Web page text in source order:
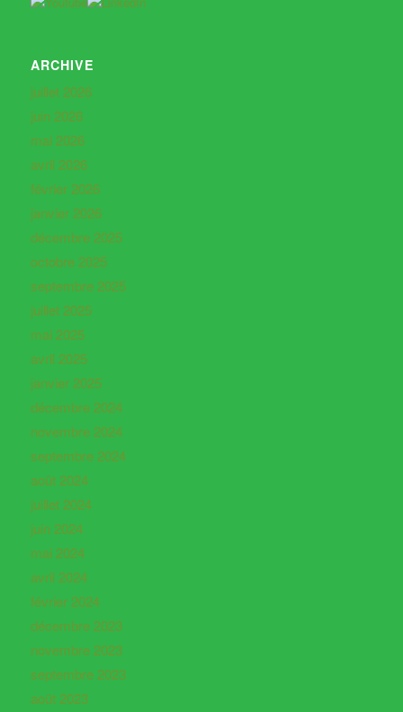
ARCHIVE
juillet 2026
juin 2026
mai 2026
avril 2026
février 2026
janvier 2026
décembre 2025
octobre 2025
septembre 2025
juillet 2025
mai 2025
avril 2025
janvier 2025
décembre 2024
novembre 2024
septembre 2024
août 2024
juillet 2024
juin 2024
mai 2024
avril 2024
février 2024
décembre 2023
novembre 2023
septembre 2023
août 2023